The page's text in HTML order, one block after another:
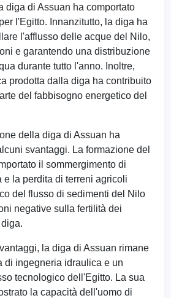
diga di Assuan ha comportato
l'Egitto. Innanzitutto, la diga ha
l'afflusso delle acque del Nilo,
e garantendo una distribuzione
durante tutto l'anno. Inoltre,
prodotta dalla diga ha contribuito
del fabbisogno energetico del
della diga di Assuan ha
svantaggi. La formazione del
il sommergimento di
e la perdita di terreni agricoli
del flusso di sedimenti del Nilo
negative sulla fertilità dei
la diga di Assuan rimane
di ingegneria idraulica e un
tecnologico dell'Egitto. La sua
la capacità dell'uomo di